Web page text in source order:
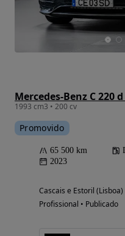
Mercedes-Benz C 220
1993 cm3 • 200 cv
Promovido
65 500 km
2023
Cascais e Estoril (Lisboa)
Profissional • Publicado